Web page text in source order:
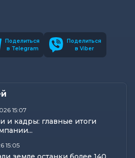
Поделиться
в Telegram
Поделиться
в Viber
15:07
и кадры: главные итоги
15:05